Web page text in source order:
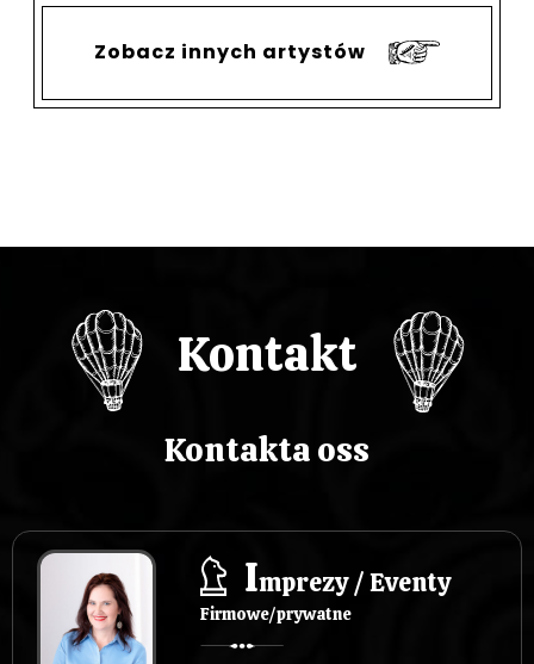
Zobacz innych artystów
Kontakt
Kontakta oss
Imprezy / Eventy
Firmowe/prywatne